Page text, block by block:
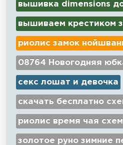
вышивка dimensions
вышиваем крестиком
риолис замок
08764 Новогодняя
секс лошат и девочка
скачать бесплатно
риолис время чая
золотое руно зимние